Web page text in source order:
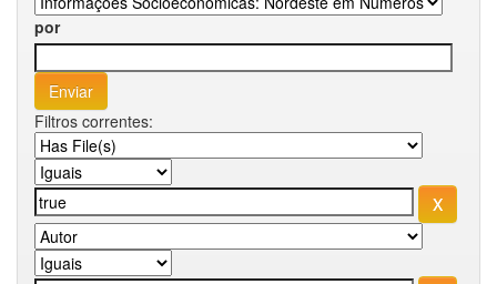
por
Filtros correntes: